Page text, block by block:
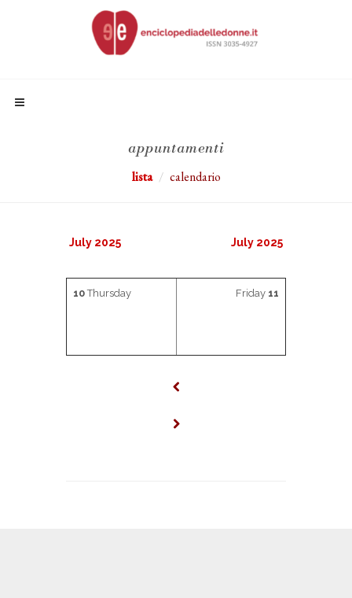
appuntamenti
lista calendario
July 2025 July 2025
10Thursday Friday 11